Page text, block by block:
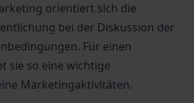
orientiert sich die
bei der Diskussion der
Für einen
sie so eine wichtige
Marketingaktivitäten.